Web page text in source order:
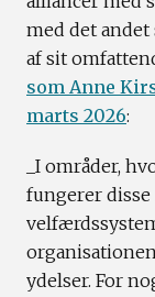
med det
af sit
som Anne
marts 2026:
_I områder,
fungerer
ydelser. For